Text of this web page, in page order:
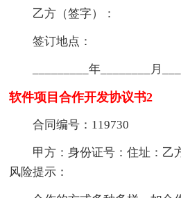
乙方（签字）：
签订地点：
_________年________月
软件项目合作开发协议书2
合同编号：119730
甲方：身份证号：住址：乙方
风险提示：